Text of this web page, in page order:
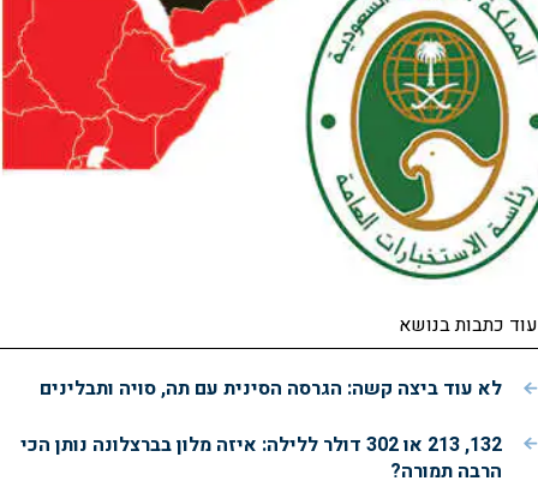
עוד כתבות בנושא
לא עוד ביצה קשה: הגרסה הסינית עם תה, סויה ותבלינים
132, 213 או 302 דולר ללילה: איזה מלון בברצלונה נותן הכי
הרבה תמורה?